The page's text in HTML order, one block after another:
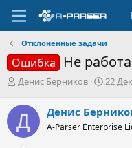
Отклоненные задачи
Ошибка Не
А
т
о
р
Денис Берников
Д
а
н
22
Д Денис
A-Parser Enterprise